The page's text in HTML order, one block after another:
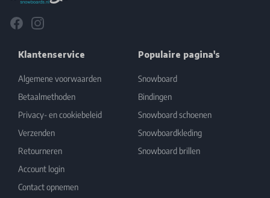
FacebookInstagram
Klantenservice
Algemene voorwaarden
Betaalmethoden
Privacy- en cookiebeleid
Verzenden
Retourneren
Account login
Contact opnemen
Populaire pagina's
Snowboard
Bindingen
Snowboard schoenen
Snowboardkleding
Snowboard brillen